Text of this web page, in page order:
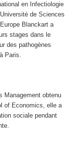
en Infectiologie
de Sciences
Blanckart a
stages dans le
des pathogènes
Paris.
Management obtenu
of Economics, elle a
sociale pendant